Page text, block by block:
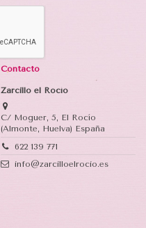
Contacto
Zarcillo el Rocío
C/ Moguer, 5, El Rocío
(Almonte, Huelva) España
622 139 771
info@zarcilloelrocio.es